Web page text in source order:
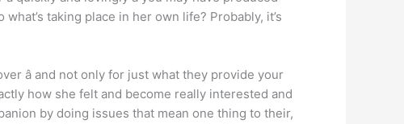
taking place in her own life? Probably, it’s
â and not only for just what they provide your
how she felt and become really interested and
by doing issues that mean one thing to their,